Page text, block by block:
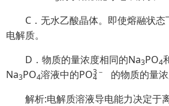
C．无水乙酸晶体。即使熔融状
电解质。
D．物质的量浓度相同的Na3PO4
Na3PO4溶液中的PO4
3－
的物质的量浓
解析:电解质溶液导电能力决定于